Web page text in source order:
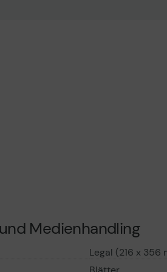
Medienhandling
Legal (216 x 356